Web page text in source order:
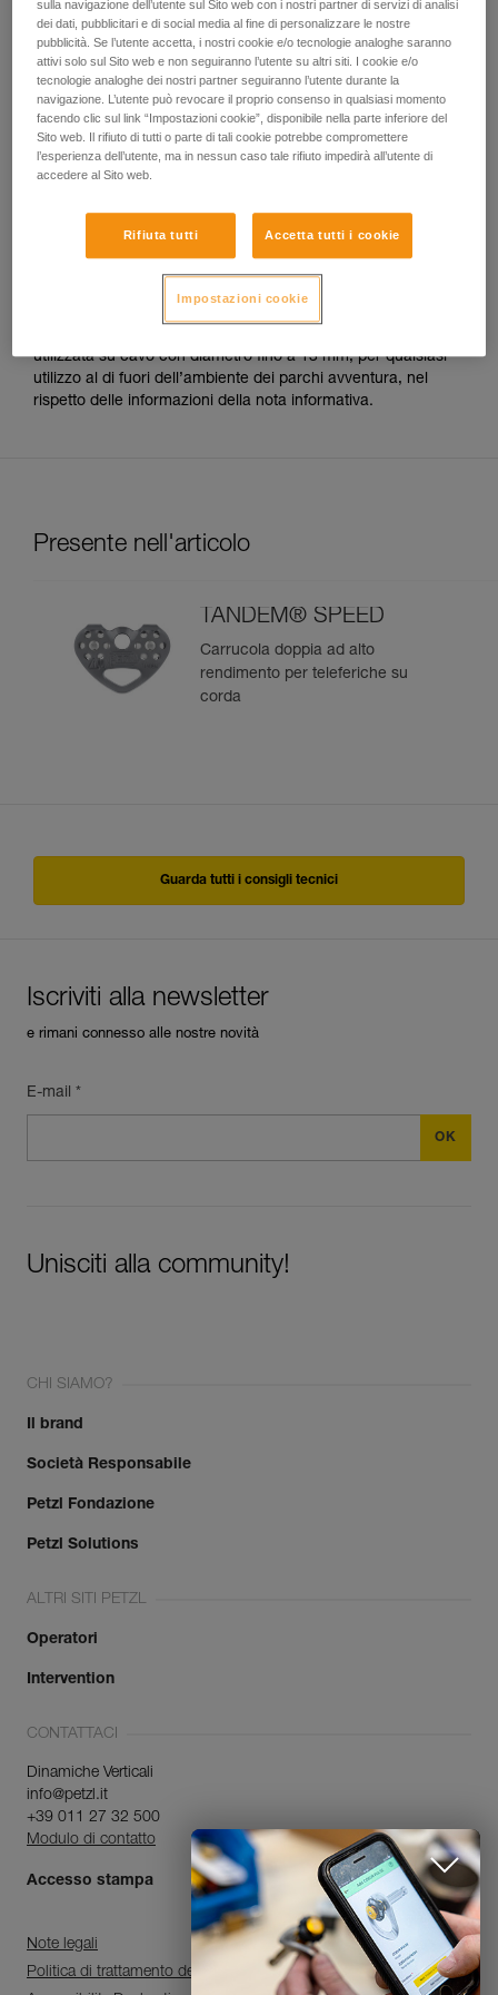
vengono qui descritte.
Per l’utilizzo su cavo nei Parchi Avventura, le uniche
carrucole Petzl certificate sono:
- Le carrucole TRAC CLUB (P023AB00/P023AB01) e
TRAC GUIDE (P024AB00/P024AB01).
- Le carrucole TRAC (P023AA00/P023BA00) e TRAC
PLUS (P024AA00/P024BA00).
La nota informativa della TANDEM SPEED non indica più la
utilizzata su cavo con diametro fino a 13 mm, per qualsiasi
utilizzo al di fuori dell’ambiente dei parchi avventura, nel
rispetto delle informazioni della nota informativa.
Presente nell'articolo
TANDEM® SPEED
Carrucola doppia ad alto
rendimento per teleferiche su
corda
Guarda tutti i consigli tecnici
Iscriviti alla newsletter
e rimani connesso alle nostre novità
E-mail *
Unisciti alla community!
CHI SIAMO?
Il brand
Società Responsabile
Petzl Fondazione
Petzl Solutions
ALTRI SITI PETZL
Operatori
Intervention
CONTATTACI
Dinamiche Verticali
info@petzl.it
+39 011 27 32 500
Modulo di contatto
Accesso stampa
Note legali
Politica di trattamento dei dati personali e di gestione dei cookie
sulla navigazione dell’utente sul Sito web con i nostri partner di servizi di analisi
dei dati, pubblicitari e di social media al fine di personalizzare le nostre
pubblicità. Se l’utente accetta, i nostri cookie e/o tecnologie analoghe saranno
attivi solo sul Sito web e non seguiranno l’utente su altri siti. I cookie e/o
tecnologie analoghe dei nostri partner seguiranno l’utente durante la
navigazione. L’utente può revocare il proprio consenso in qualsiasi momento
facendo clic sul link “Impostazioni cookie”, disponibile nella parte inferiore del
Sito web. Il rifiuto di tutti o parte di tali cookie potrebbe compromettere
l’esperienza dell’utente, ma in nessun caso tale rifiuto impedirà all’utente di
accedere al Sito web.
Rifiuta tutti Accetta tutti i cookie
Impostazioni cookie